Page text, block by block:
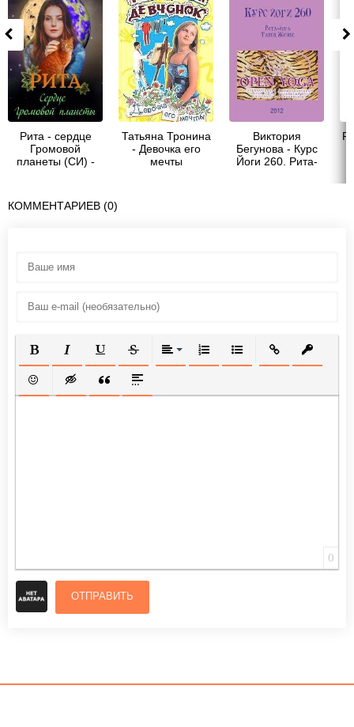
Рита - сердце
Громовой
планеты (СИ) -
Татьяна Тронина
- Девочка его
мечты
Виктория
Бегунова - Курс
Йоги 260. Рита-
КОММЕНТАРИЕВ (0)
ПОЛУЖИРНЫЙ
КУРСИВПОДЧЕРКНУТЫЙ
ЗАЧЕРКНУТЫЙВЫРАВНИВАНИЕ
НУМЕРОВАННЫЙ СПИСОК
МАРКИРОВАННЫЙ
ВСТАВИТЬ
ВСТАВИТЬ СМАЙЛИК
ВСТАВКА СКРЫТОГО ТЕКСТА
ВСТАВКА ЦИТАТЫ
ВСТАВКА СПОЙЛЕРА
0
ОТПРАВИТЬ